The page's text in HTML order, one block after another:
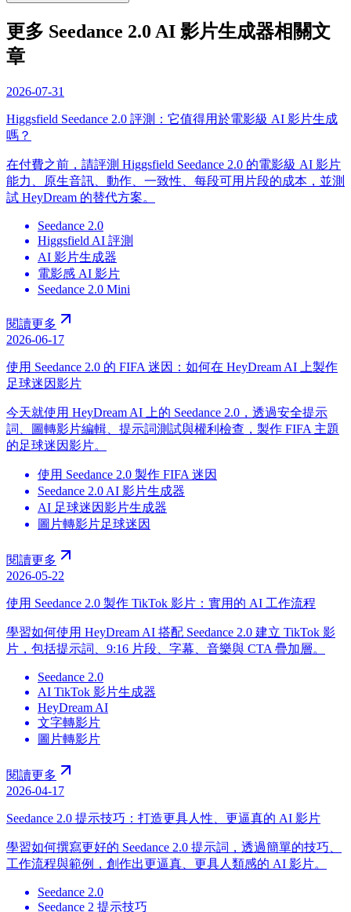
更多 Seedance 2.0 AI 影片生成器相關文
章
2026-07-31
Higgsfield Seedance 2.0 評測：它值得用於電影級 AI 影片生成
嗎？
在付費之前，請評測 Higgsfield Seedance 2.0 的電影級 AI 影片
能力、原生音訊、動作、一致性、每段可用片段的成本，並測
試 HeyDream 的替代方案。
Seedance 2.0
Higgsfield AI 評測
AI 影片生成器
電影感 AI 影片
Seedance 2.0 Mini
閱讀更多
2026-06-17
使用 Seedance 2.0 的 FIFA 迷因：如何在 HeyDream AI 上製作
足球迷因影片
今天就使用 HeyDream AI 上的 Seedance 2.0，透過安全提示
詞、圖轉影片編輯、提示詞測試與權利檢查，製作 FIFA 主題
的足球迷因影片。
使用 Seedance 2.0 製作 FIFA 迷因
Seedance 2.0 AI 影片生成器
AI 足球迷因影片生成器
圖片轉影片足球迷因
閱讀更多
2026-05-22
使用 Seedance 2.0 製作 TikTok 影片：實用的 AI 工作流程
學習如何使用 HeyDream AI 搭配 Seedance 2.0 建立 TikTok 影
片，包括提示詞、9:16 片段、字幕、音樂與 CTA 疊加層。
Seedance 2.0
AI TikTok 影片生成器
HeyDream AI
文字轉影片
圖片轉影片
閱讀更多
2026-04-17
Seedance 2.0 提示技巧：打造更具人性、更逼真的 AI 影片
學習如何撰寫更好的 Seedance 2.0 提示詞，透過簡單的技巧、
工作流程與範例，創作出更逼真、更具人類感的 AI 影片。
Seedance 2.0
Seedance 2 提示技巧